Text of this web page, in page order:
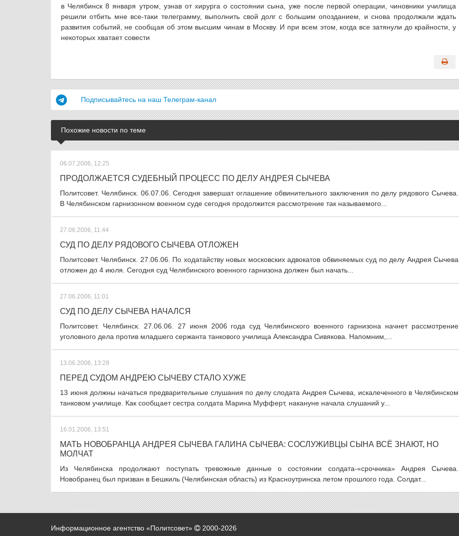
в Челябинск 8 января утром, узнав от хирурга о состоянии сына, уже после первой операции, чиновники училища
решили отбить мне все-таки телеграмму, выполнить свой долг с большим опозданием, и снова продолжали ждать
развития событий, не сообщая об этом высшим чинам в Москву. И при всем этом, когда все затянули до крайности, у
некоторых хватает совести
Подписывайтесь на наш Телеграм-канал
Похожие новости по теме
06.07.2006, 12:25
ПРОДОЛЖАЕТСЯ СУДЕБНЫЙ ПРОЦЕСС ПО ДЕЛУ АНДРЕЯ СЫЧЕВА
Политсовет. Челябинск. 06.07.06. Сегодня завершат оглашение обвинительного заключения по делу рядового Сычева.
В Челябинском гарнизонном военном суде сегодня продолжится рассмотрение так называемого...
27.06.2006, 11:44
СУД ПО ДЕЛУ РЯДОВОГО СЫЧЕВА ОТЛОЖЕН
Политсовет. Челябинск. 27.06.06. По ходатайству новых московских адвокатов обвиняемых суд по делу Андрея Сычева
отложен до 4 июля. Сегодня суд Челябинского военного гарнизона должен был начать...
27.06.2006, 11:01
СУД ПО ДЕЛУ СЫЧЕВА НАЧАЛСЯ
Политсовет. Челябинск. 27.06.06. 27 июня 2006 года суд Челябинского военного гарнизона начнет рассмотрение
уголовного дела против младшего сержанта танкового училища Александра Сивякова. Напомним,...
13.06.2006, 13:28
ПЕРЕД СУДОМ АНДРЕЮ СЫЧЕВУ СТАЛО ХУЖЕ
13 июня должны начаться предварительные слушания по делу слодата Андрея Сычева, искалеченного в Челябинском
танковом училище. Как сообщает сестра солдата Марина Муфферт, накануне начала слушаний у...
16.01.2006, 13:51
МАТЬ НОВОБРАНЦА АНДРЕЯ СЫЧЕВА ГАЛИНА СЫЧЕВА: СОСЛУЖИВЦЫ СЫНА ВСЁ ЗНАЮТ, НО
МОЛЧАТ
Из Челябинска продолжают поступать тревожные данные о состоянии солдата-«срочника» Андрея Сычева.
Новобранец был призван в Бешкиль (Челябинская область) из Красноутринска летом прошлого года. Солдат...
Информационное агентство «Политсовет» 2000-2026